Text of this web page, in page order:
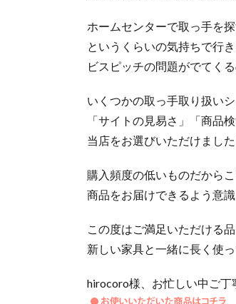
ホームセンターで取っ手を
というくらいの気持ちで行
ビスピッチの問題がでてく
いくつかの取っ手取り扱いシ
「サイトの見易さ」「商品
当店をお選びいただけまし
購入頻度の低いものだから
商品をお届けできるよう意
この度はご満足いただける
新しい家具と一緒に長く使
hirocoro様、お忙しい中ご丁